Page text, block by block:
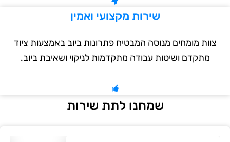
שירות מקצועי ואמין
צוות מומחים מנוסה המבטיח פתרונות ביוב באמצעות ציוד
מתקדם ושיטות עבודה מתקדמות לניקוי ושאיבת ביוב.
שמחנו לתת שירות